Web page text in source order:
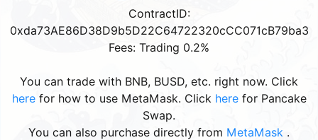
ContractID:
0xda73AE86D38D9b5D22C64722320cCC071cB79ba3
Fees: Trading 0.2%
You can trade with BNB, BUSD, etc. right now. Click
herefor how to use MetaMask. Click herefor Pancake
Swap.
You can also purchase directly from MetaMask .